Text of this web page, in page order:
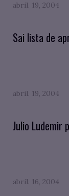
abril. 19, 2004
Sai lista de
abril. 19, 2004
Julio Ludemir
abril. 16, 2004